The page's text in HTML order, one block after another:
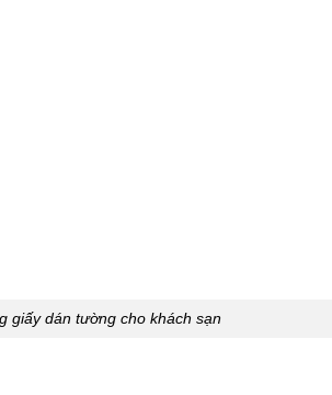
giấy dán tường cho khách sạn